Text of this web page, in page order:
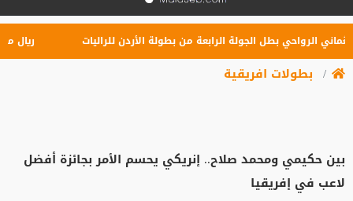
الرواحي بطل الجولة الرابعة من بطولة الأردن للراليات ريال
بطولات افريقية
بين حكيمي ومحمد صلاح.. إنريكي يحسم الأمر بجائزة أفضل
لاعب في إفريقيا